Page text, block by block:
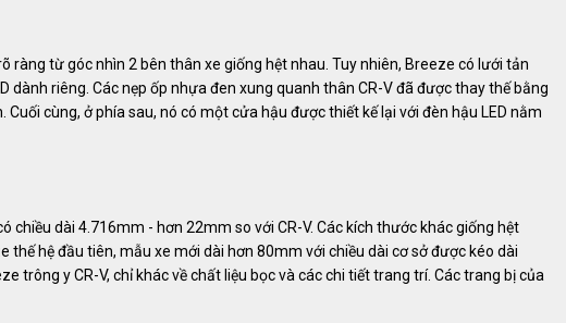
ràng từ góc nhìn 2 bên thân xe giống hệt nhau. Tuy nhiên, Breeze có lưới tản
dành riêng. Các nẹp ốp nhựa đen xung quanh thân CR-V đã được thay thế bằng
cùng, ở phía sau, nó có một cửa hậu được thiết kế lại với đèn hậu LED nằm
chiều dài 4.716mm - hơn 22mm so với CR-V. Các kích thước khác giống hệt
thế hệ đầu tiên, mẫu xe mới dài hơn 80mm với chiều dài cơ sở được kéo dài
trông y CR-V, chỉ khác về chất liệu bọc và các chi tiết trang trí. Các trang bị của